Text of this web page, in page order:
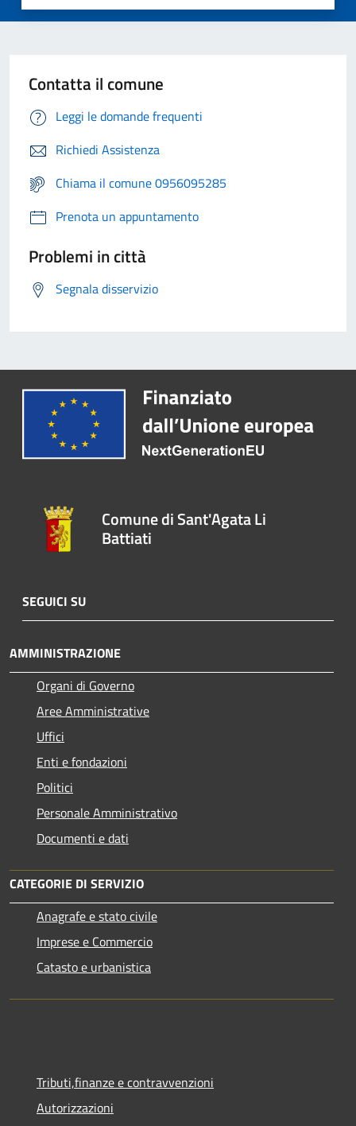
Contatta il comune
Leggi le domande frequenti
Richiedi Assistenza
Chiama il comune 0956095285
Prenota un appuntamento
Problemi in città
Segnala disservizio
Comune di Sant'Agata Li
Battiati
SEGUICI SU
AMMINISTRAZIONE
Organi di Governo
Aree Amministrative
Uffici
Enti e fondazioni
Politici
Personale Amministrativo
Documenti e dati
CATEGORIE DI SERVIZIO
Anagrafe e stato civile
Imprese e Commercio
Catasto e urbanistica
Tributi,finanze e contravvenzioni
Autorizzazioni